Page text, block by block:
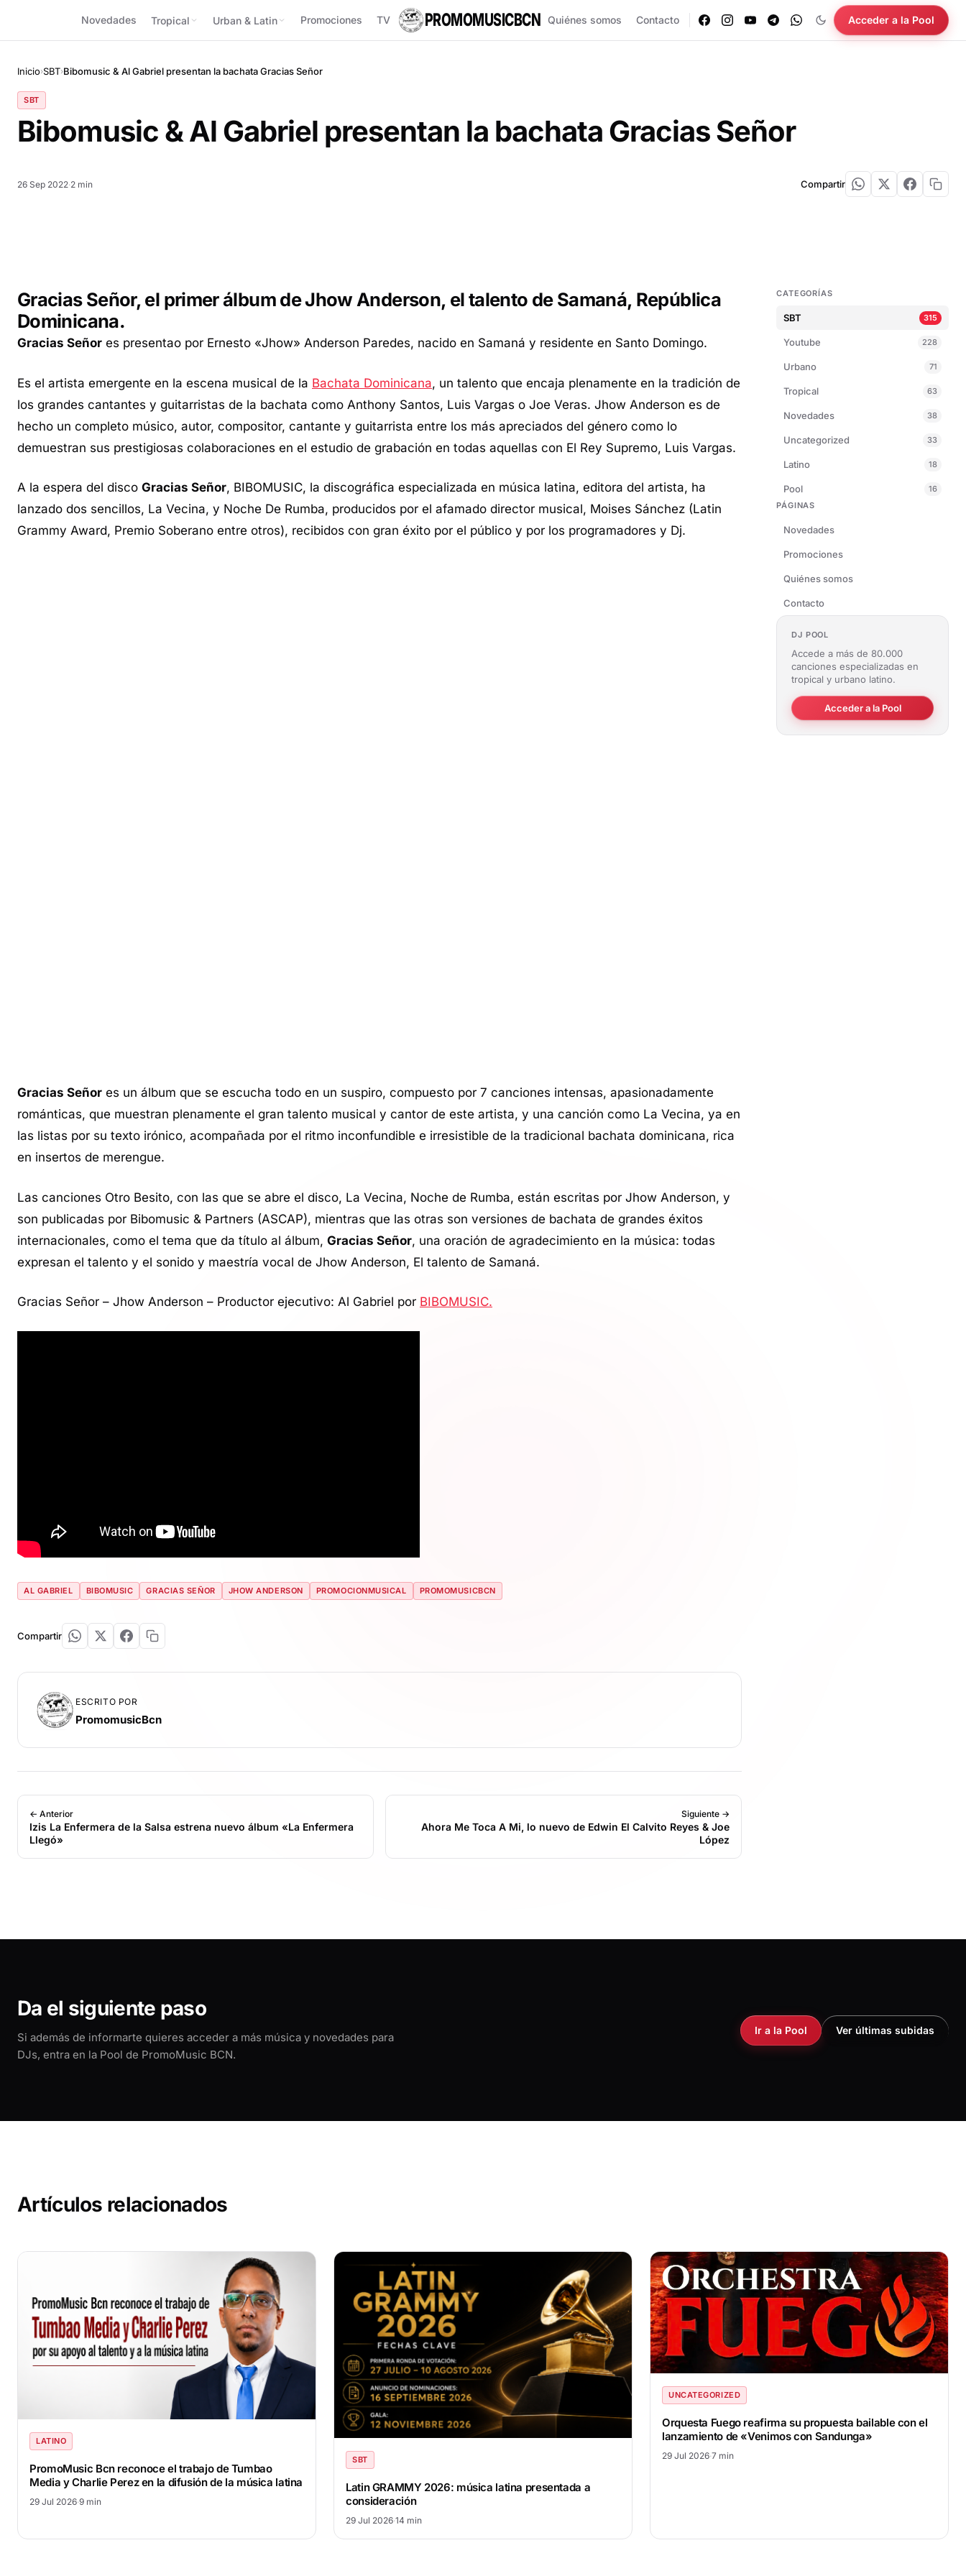
Novedades Tropical Urban & Latin Promociones TV PROMOMUSICBCN Quiénes somos Contacto Acceder a la Pool
Inicio›SBT›Bibomusic & Al Gabriel presentan la bachata Gracias Señor
SBT
Bibomusic & Al Gabriel presentan la bachata Gracias Señor
26 Sep 2022·2 min Compartir
Gracias Señor, el primer álbum de Jhow Anderson, el talento de Samaná, República
Dominicana.
Gracias Señor es presentao por Ernesto «Jhow» Anderson Paredes, nacido en Samaná y residente en Santo Domingo.
Es el artista emergente en la escena musical de la Bachata Dominicana, un talento que encaja plenamente en la tradición de
los grandes cantantes y guitarristas de la bachata como Anthony Santos, Luis Vargas o Joe Veras. Jhow Anderson es de
hecho un completo músico, autor, compositor, cantante y guitarrista entre los más apreciados del género como lo
demuestran sus prestigiosas colaboraciones en el estudio de grabación en todas aquellas con El Rey Supremo, Luis Vargas.
A la espera del disco Gracias Señor, BIBOMUSIC, la discográfica especializada en música latina, editora del artista, ha
lanzado dos sencillos, La Vecina, y Noche De Rumba, producidos por el afamado director musical, Moises Sánchez (Latin
Grammy Award, Premio Soberano entre otros), recibidos con gran éxito por el público y por los programadores y Dj.
Gracias Señor es un álbum que se escucha todo en un suspiro, compuesto por 7 canciones intensas, apasionadamente
románticas, que muestran plenamente el gran talento musical y cantor de este artista, y una canción como La Vecina, ya en
las listas por su texto irónico, acompañada por el ritmo inconfundible e irresistible de la tradicional bachata dominicana, rica
en insertos de merengue.
Las canciones Otro Besito, con las que se abre el disco, La Vecina, Noche de Rumba, están escritas por Jhow Anderson, y
son publicadas por Bibomusic & Partners (ASCAP), mientras que las otras son versiones de bachata de grandes éxitos
internacionales, como el tema que da título al álbum, Gracias Señor, una oración de agradecimiento en la música: todas
expresan el talento y el sonido y maestría vocal de Jhow Anderson, El talento de Samaná.
Gracias Señor – Jhow Anderson – Productor ejecutivo: Al Gabriel por BIBOMUSIC.
AL GABRIEL BIBOMUSIC GRACIAS SEÑOR JHOW ANDERSON PROMOCIONMUSICAL PROMOMUSICBCN
Compartir
ESCRITO POR
PromomusicBcn
← Anterior
Izis La Enfermera de la Salsa estrena nuevo álbum «La Enfermera
Llegó»
Siguiente →
Ahora Me Toca A Mi, lo nuevo de Edwin El Calvito Reyes & Joe
López
CATEGORÍAS
SBT 315
Youtube 228
Urbano 71
Tropical 63
Novedades 38
Uncategorized 33
Latino 18
Pool
16
PÁGINAS
Novedades
Promociones
Quiénes somos
Contacto
DJ POOL
Accede a más de 80.000
canciones especializadas en
tropical y urbano latino.
Acceder a la Pool
Da el siguiente paso
Si además de informarte quieres acceder a más música y novedades para
DJs, entra en la Pool de PromoMusic BCN.
Ir a la Pool Ver últimas subidas
Artículos relacionados
LATINO
PromoMusic Bcn reconoce el trabajo de Tumbao
Media y Charlie Perez en la difusión de la música latina
29 Jul 2026·9 min
SBT
Latin GRAMMY 2026: música latina presentada a
consideración
29 Jul 2026·14 min
UNCATEGORIZED
Orquesta Fuego reafirma su propuesta bailable con el
lanzamiento de «Venimos con Sandunga»
29 Jul 2026·7 min